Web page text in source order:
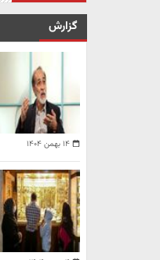
گزارش
۱۴ بهمن ۱۴۰۴